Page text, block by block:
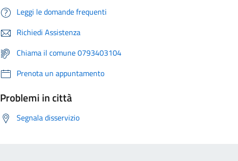
Leggi le domande frequenti
Richiedi Assistenza
Chiama il comune 0793403104
Prenota un appuntamento
Problemi in città
Segnala disservizio